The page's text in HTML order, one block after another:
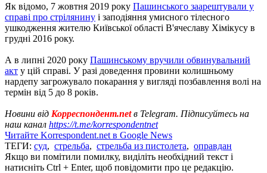
Як відомо, 7 жовтня 2019 року Пашинського заарештували у
справі про стрілянину і заподіяння умисного тілесного
ушкодження жителю Київської області В'ячеславу Хімікусу в
грудні 2016 року.
А в липні 2020 року Пашинському вручили обвинувальний
акт у цій справі. У разі доведення провини колишньому
нардепу загрожувало покарання у вигляді позбавлення волі на
термін від 5 до 8 років.
Новини від Корреспондент.netв Telegram. Підписуйтесь на
наш канал https://t.me/korrespondentnet
Читайте Korrespondent.net в Google News
ТЕГИ: суд, стрельба, стрельба из пистолета, оправдан
Якщо ви помітили помилку, виділіть необхідний текст і
натисніть Ctrl + Enter, щоб повідомити про це редакцію.